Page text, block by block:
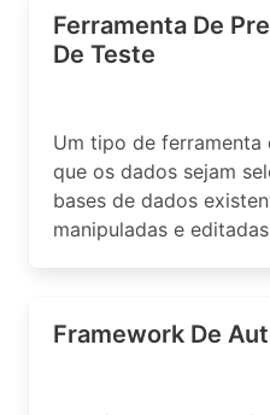
Ferramenta De
De Teste
Um tipo de
que os dados sejam
bases de dados
manipuladas e
Framework De